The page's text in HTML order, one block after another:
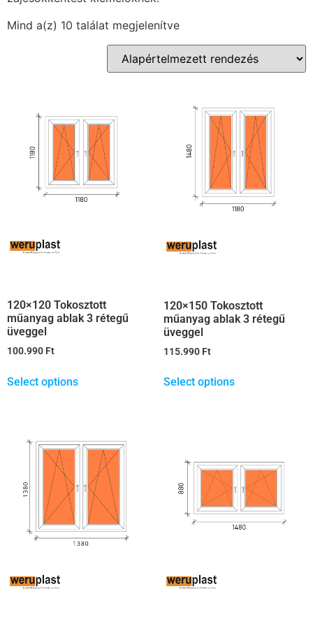
Mind a(z) 10 találat megjelenítve
120×120 Tokosztott
műanyag ablak 3 rétegű
üveggel
100.990 Ft
Select options
120×150 Tokosztott
műanyag ablak 3 rétegű
üveggel
115.990 Ft
Select options